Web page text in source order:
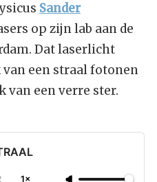
Sander
op zijn lab aan de
Dat laserlicht
een straal fotonen
van een verre ster.
1×